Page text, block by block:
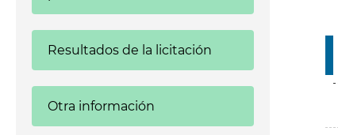
Resultados de la licitación
Otra información